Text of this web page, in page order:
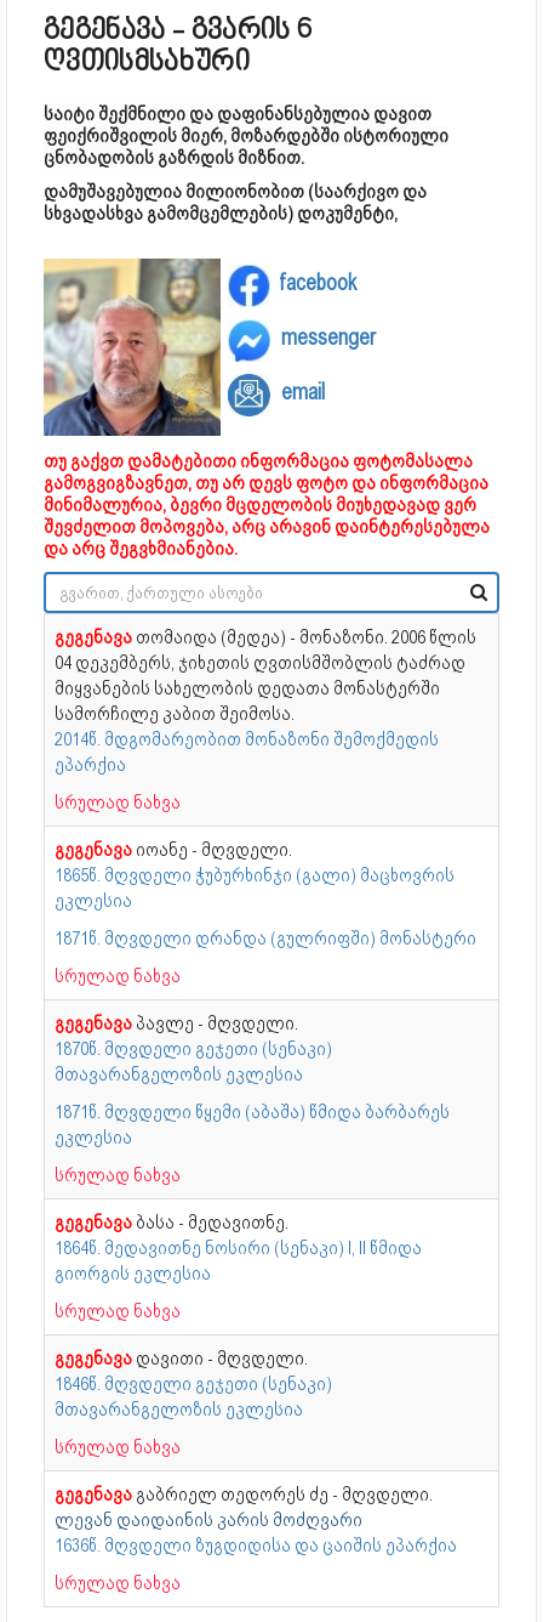
გეგენავა - გვარის 6
ღვთისმსახური
საიტი შექმნილი და დაფინანსებულია დავით
ფეიქრიშვილის მიერ, მოზარდებში ისტორიული
ცნობადობის გაზრდის მიზნით.
დამუშავებულია მილიონობით (საარქივო და
სხვადასხვა გამომცემლების) დოკუმენტი,
facebook
messenger
email
თუ გაქვთ დამატებითი ინფორმაცია ფოტომასალა
გამოგვიგზავნეთ, თუ არ დევს ფოტო და ინფორმაცია
მინიმალურია, ბევრი მცდელობის მიუხედავად ვერ
შევძელით მოპოვება, არც არავინ დაინტერესებულა
და არც შეგვხმიანებია.
გეგენავა თომაიდა (მედეა) - მონაზონი. 2006 წლის
04 დეკემბერს, ჯიხეთის ღვთისმშობლის ტაძრად
მიყვანების სახელობის დედათა მონასტერში
სამორჩილე კაბით შეიმოსა.
2014წ. მდგომარეობით მონაზონი შემოქმედის
ეპარქია
სრულად ნახვა
გეგენავა იოანე - მღვდელი.
1865წ. მღვდელი ჭუბურხინჯი (გალი) მაცხოვრის
ეკლესია
1871წ. მღვდელი დრანდა (გულრიფში) მონასტერი
სრულად ნახვა
გეგენავა პავლე - მღვდელი.
1870წ. მღვდელი გეჯეთი (სენაკი)
მთავარანგელოზის ეკლესია
1871წ. მღვდელი წყემი (აბაშა) წმიდა ბარბარეს
ეკლესია
სრულად ნახვა
გეგენავა ბასა - მედავითნე.
1864წ. მედავითნე ნოსირი (სენაკი) I, II წმიდა
გიორგის ეკლესია
სრულად ნახვა
გეგენავა დავითი - მღვდელი.
1846წ. მღვდელი გეჯეთი (სენაკი)
მთავარანგელოზის ეკლესია
სრულად ნახვა
გეგენავა გაბრიელ თედორეს ძე - მღვდელი.
ლევან დაიდაინის კარის მოძღვარი
1636წ. მღვდელი ზუგდიდისა და ცაიშის ეპარქია
სრულად ნახვა